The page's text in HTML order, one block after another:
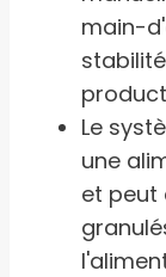
main-
Le
une
et peut